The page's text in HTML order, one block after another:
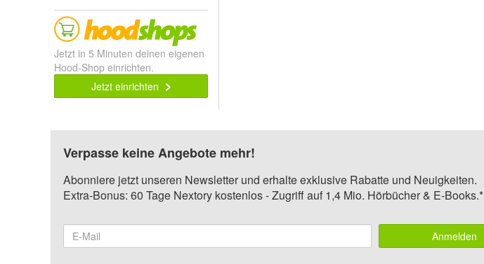
Jetzt in 5 Minuten deinen eigenen
Hood-Shop einrichten.
Jetzt einrichten
Verpasse keine Angebote mehr!
Abonniere jetzt unseren Newsletter und erhalte exklusive Rabatte und Neuigkeiten.
Extra-Bonus: 60 Tage Nextory kostenlos - Zugriff auf 1,4 Mio. Hörbücher & E-Books.*
Anmelden